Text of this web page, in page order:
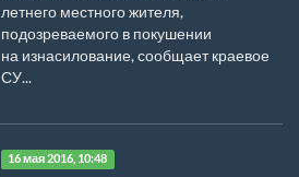
летнего местного жителя,
подозреваемого в покушении
на изнасилование, сообщает краевое
СУ...
16 мая 2016, 10:48